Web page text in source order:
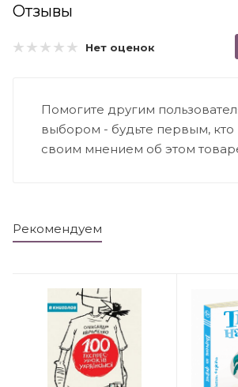
Отзывы
Нет оценок
Помогите другим
выбором - будьте первым, кто
своим мнением об этом
Рекомендуем